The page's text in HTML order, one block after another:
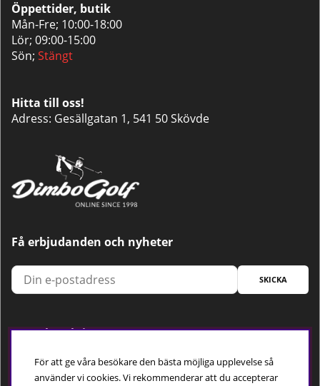
Öppettider, butik
Mån-Fre; 10:00-18:00
Lör; 09:00-15:00
Sön; Stängt
Hitta till oss!
Adress: Gesällgatan 1, 541 50 Skövde
Få erbjudanden och nyheter
SKICKA
Trygg betalning
För att ge våra besökare den bästa möjliga upplevelse så
använder vi cookies. Vi rekommenderar att du accepterar